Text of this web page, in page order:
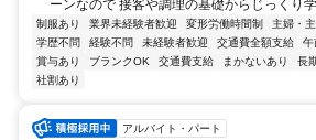
ーンなので 接客や調理の基礎からじっくり
制服あり 業界未経験者歓迎 変形労働時間制 主婦・
学歴不問
経験不問 未経験者歓迎 交通費全額支給 午
賞与あり
ブランクOK 交通費支給 まかないあり 長
社割あり
アルバイト・パート